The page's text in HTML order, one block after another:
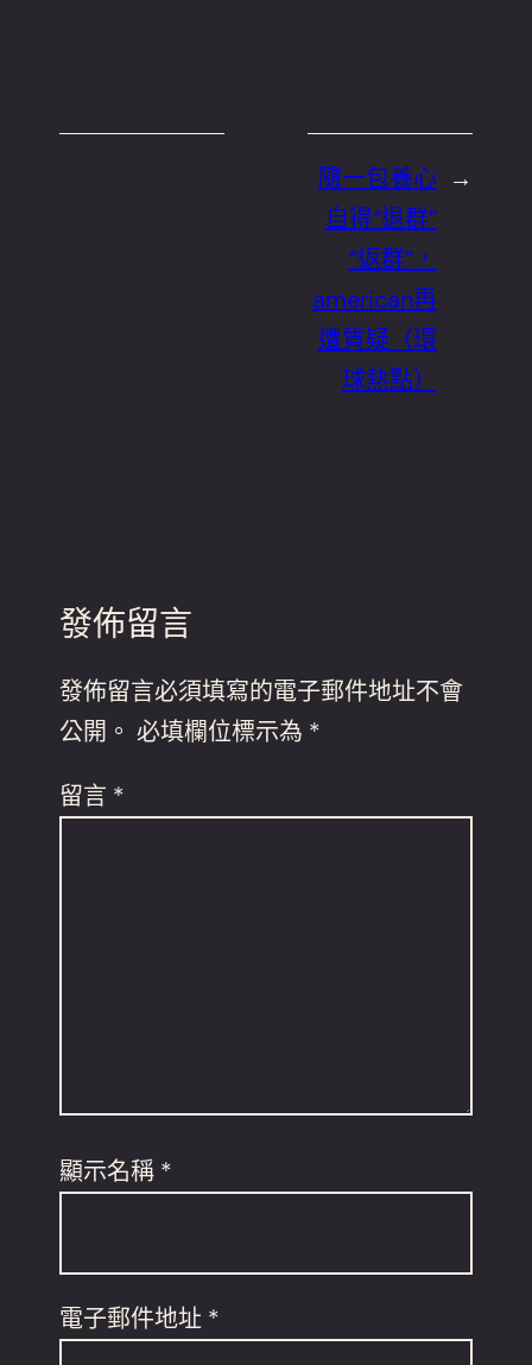
→
隨一包養心
自得“退群”
“返群”，
american再
遭質疑（環
球熱點）
發佈留言
發佈留言必須填寫的電子郵件地址不會
公開。 必填欄位標示為 *
留言 *
顯示名稱 *
電子郵件地址 *